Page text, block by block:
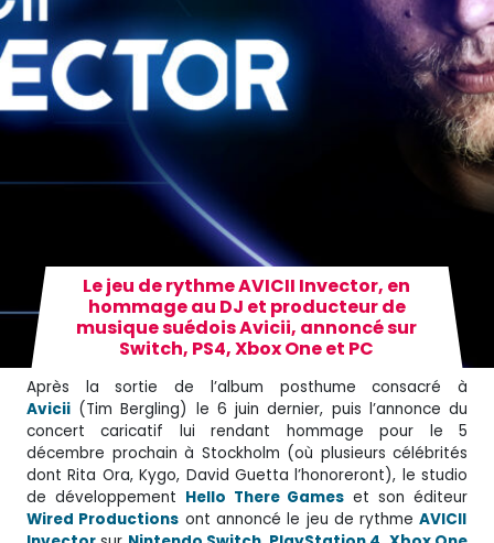
Le jeu de rythme AVICII Invector, en
hommage au DJ et producteur de
musique suédois Avicii, annoncé sur
Switch, PS4, Xbox One et PC
Après la sortie de l’album posthume consacré à
Avicii (Tim Bergling) le 6 juin dernier, puis l’annonce du
concert caricatif lui rendant hommage pour le 5
décembre prochain à Stockholm (où plusieurs célébrités
dont Rita Ora, Kygo, David Guetta l’honoreront), le studio
de développement Hello There Games et son éditeur
Wired Productions ont annoncé le jeu de rythme AVICII